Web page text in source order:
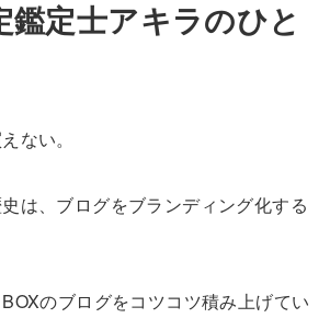
鑑定士アキラのひと
ない。
は、ブログをブランディング化する
のブログをコツコツ積み上げてい